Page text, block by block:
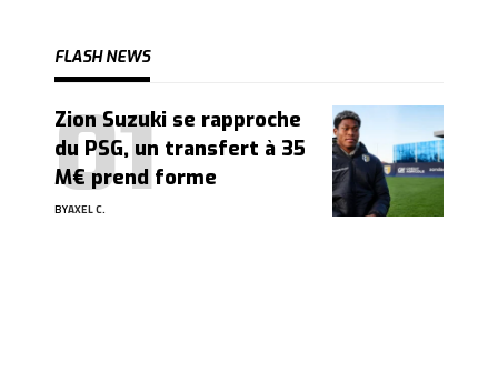
FLASH NEWS
Zion Suzuki se rapproche
du PSG, un transfert à 35
M€ prend forme
BYAXEL C.